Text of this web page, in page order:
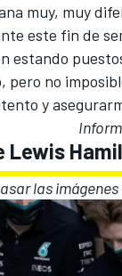
muy, muy
este fin de
estando
pero no
y
las imágenes